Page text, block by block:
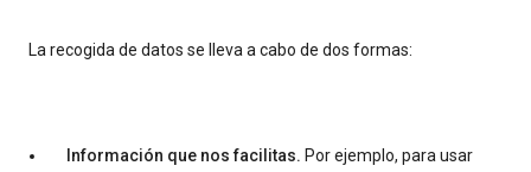
La recogida de datos se lleva a cabo de dos formas:
Información que nos facilitas. Por ejemplo, para usar